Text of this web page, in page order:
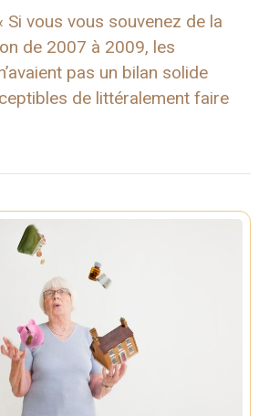
Si vous vous souvenez de la
de 2007 à 2009, les
pas un bilan solide
de littéralement faire